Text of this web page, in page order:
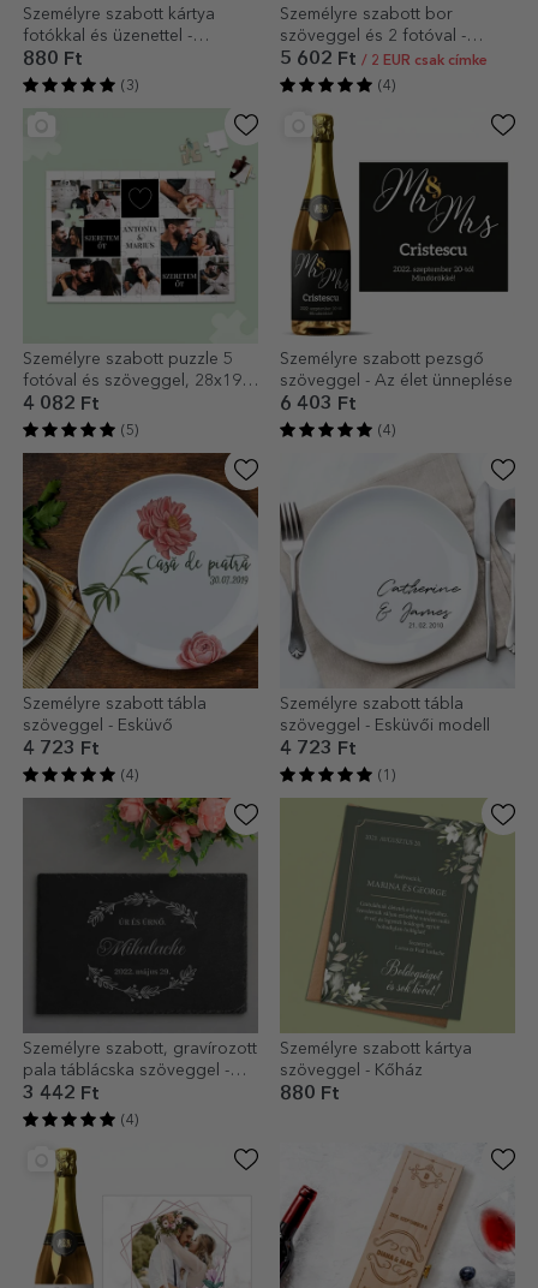
Személyre szabott kártya
fotókkal és üzenettel -
Szeretettel
880 Ft
(3)
Személyre szabott bor
szöveggel és 2 fotóval -
Forever
5 602 Ft / 2 EUR csak címke
(4)
Személyre szabott puzzle 5
fotóval és szöveggel, 28x19
cm - Mi ketten
4 082 Ft
(5)
Személyre szabott pezsgő
szöveggel - Az élet ünneplése
6 403 Ft
(4)
Személyre szabott tábla
szöveggel - Esküvő
4 723 Ft
(4)
Személyre szabott tábla
szöveggel - Esküvői modell
4 723 Ft
(1)
Személyre szabott, gravírozott
pala táblácska szöveggel -
Esküvő
3 442 Ft
(4)
Személyre szabott kártya
szöveggel - Kőház
880 Ft